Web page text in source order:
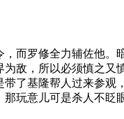
而罗修全力辅佐他
敌，所以必须慎之
带了基隆帮人过来参
玩意儿可是杀人不